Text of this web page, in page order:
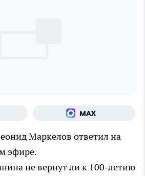
Маркелов ответил на
эфире.
не вернут ли к 100-летию